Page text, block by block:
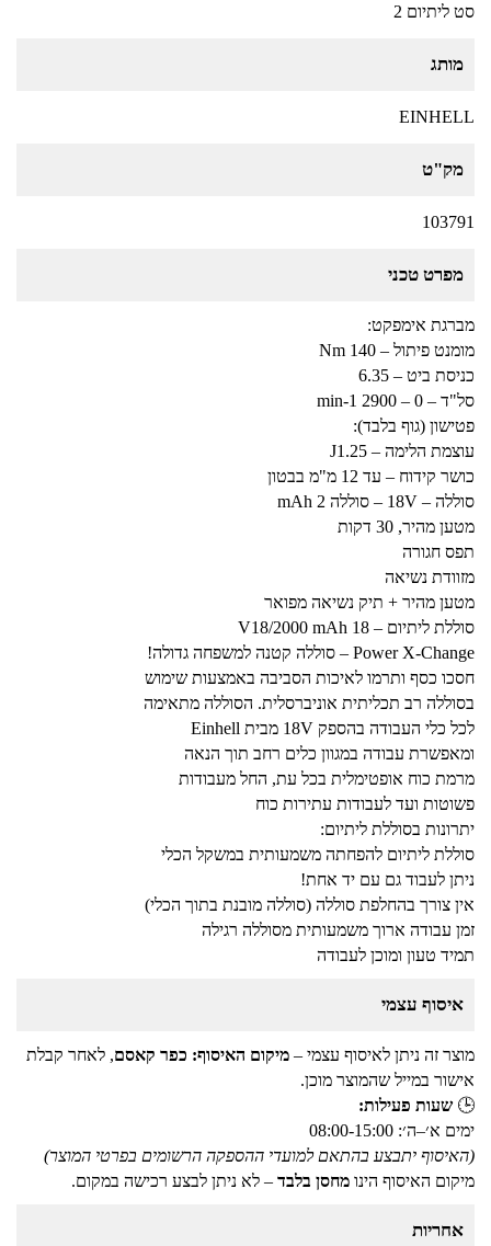
סט ליתיום 2
מותג
EINHELL
מק"ט
103791
מפרט טכני
מברגת אימפקט:
מומנט פיתול – Nm 140
כניסת ביט – 6.35
סל"ד – 0 – 2900 min-1
פטישון (גוף בלבד):
עוצמת הלימה – J1.25
כושר קידוח – עד 12 מ"מ בבטון
סוללה – 18V – סוללה 2 mAh
מטען מהיר, 30 דקות
תפס חגורה
מזוודת נשיאה
מטען מהיר + תיק נשיאה מפואר
סוללת ליתיום – V18/2000 mAh 18
Power X-Change – סוללה קטנה למשפחה גדולה!
חסכו כסף ותרמו לאיכות הסביבה באמצעות שימוש
בסוללה רב תכליתית אוניברסלית. הסוללה מתאימה
לכל כלי העבודה בהספק 18V מבית Einhell
ומאפשרת עבודה במגוון כלים רחב תוך הנאה
מרמת כוח אופטימלית בכל עת, החל מעבודות
פשוטות ועד לעבודות עתירות כוח
יתרונות בסוללת ליתיום:
סוללת ליתיום להפחתה משמעותית במשקל הכלי
ניתן לעבוד גם עם יד אחת!
אין צורך בהחלפת סוללה (סוללה מובנת בתוך הכלי)
זמן עבודה ארוך משמעותית מסוללה רגילה
תמיד טעון ומוכן לעבודה
איסוף עצמי
מוצר זה ניתן לאיסוף עצמי – מיקום האיסוף: כפר קאסם, לאחר קבלת
אישור במייל שהמוצר מוכן.
🕒 שעות פעילות:
ימים א׳–ה׳: 08:00-15:00
(האיסוף יתבצע בהתאם למועדי ההספקה הרשומים בפרטי המוצר)
מיקום האיסוף הינו מחסן בלבד – לא ניתן לבצע רכישה במקום.
אחריות